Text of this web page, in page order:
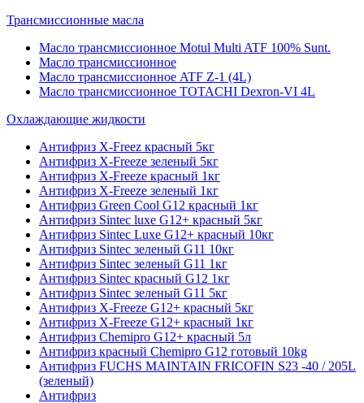
Трансмиссионные масла
Масло трансмиссионное Motul Multi ATF 100% Sunt.
Масло трансмиссионное
Масло трансмиссионное ATF Z-1 (4L)
Масло трансмиссионное TOTACHI Dexron-VI 4L
Охлаждающие жидкости
Антифриз X-Freez красный 5кг
Антифриз X-Freeze зеленый 5кг
Антифриз X-Freeze красный 1кг
Антифриз X-Freeze зеленый 1кг
Антифриз Green Cool G12 красный 1кг
Антифриз Sintec luxe G12+ красный 5кг
Антифриз Sintec Luxe G12+ красный 10кг
Антифриз Sintec зеленый G11 10кг
Антифриз Sintec зеленый G11 1кг
Антифриз Sintec красный G12 1кг
Антифриз Sintec зеленый G11 5кг
Антифриз X-Freeze G12+ красный 5кг
Антифриз X-Freeze G12+ красный 1кг
Антифриз Chemipro G12+ красный 5л
Антифриз красный Chemipro G12 готовый 10kg
Антифриз FUCHS MAINTAIN FRICOFIN S23 -40 / 205L
(зеленый)
Антифриз